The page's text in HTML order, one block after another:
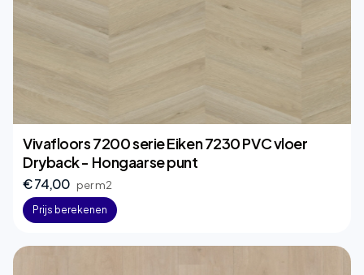
Vivafloors 7200 serie Eiken 7230 PVC vloer
Dryback - Hongaarse punt
€ 74,00 per m2
Prijs berekenen